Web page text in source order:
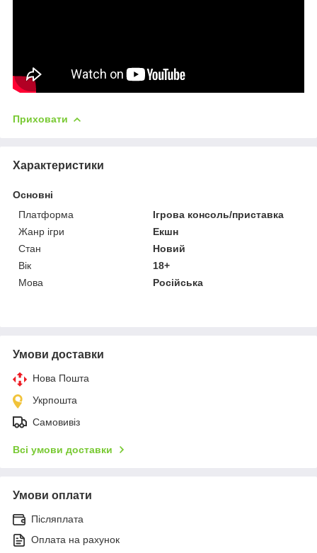
Приховати
Характеристики
Основні
Платформа
Ігрова консоль/приставка
Жанр ігри
Екшн
Стан
Новий
Вік
18+
Мова
Російська
Умови доставки
Нова Пошта
Укрпошта
Самовивіз
Всі умови доставки
Умови оплати
Післяплата
Оплата на рахунок